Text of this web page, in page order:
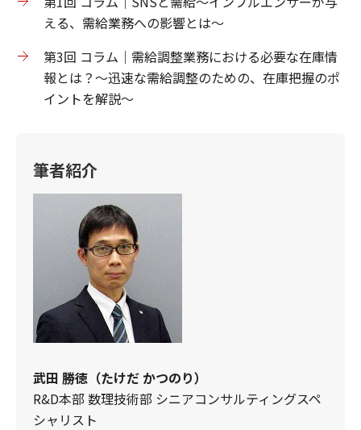
える、需給業務への影響とは～
第3回 コラム｜需給調整業務における必要な在庫情
報とは？～迅速な需給調整のための、在庫把握のポ
イントを解説～
筆者紹介
武田 勝徳（たけだ かつのり）
R&D本部 数理技術部 シニアコンサルティングスペ
シャリスト